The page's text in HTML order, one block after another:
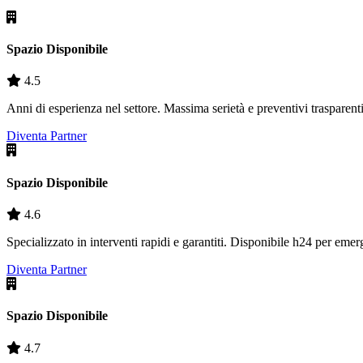
Spazio Disponibile
4.5
Anni di esperienza nel settore. Massima serietà e preventivi
Diventa Partner
Spazio Disponibile
4.6
Specializzato in interventi rapidi e garantiti. Disponibile h24 per
Diventa Partner
Spazio Disponibile
4.7